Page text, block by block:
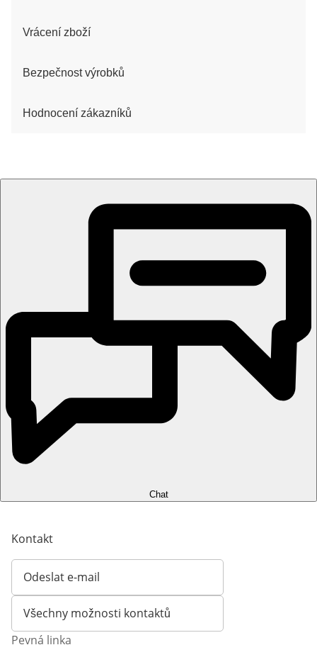
Vrácení zboží
Bezpečnost výrobků
Hodnocení zákazníků
Chat
Kontakt
Odeslat e-mail
Otevírá e-mailového klienta
Všechny možnosti kontaktů
Pevná linka